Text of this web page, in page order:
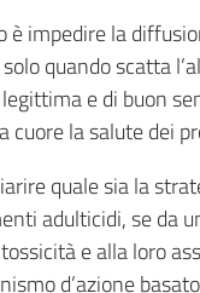
impedire la
quando scatta
e di buon
cuore la salute dei
quale sia la
adulticidi, se da
e alla loro
d’azione